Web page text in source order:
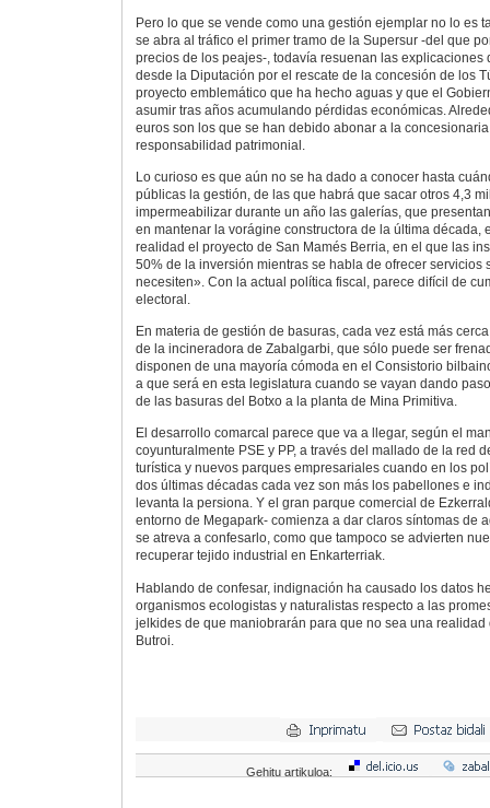
Pero lo que se vende como una gestión ejemplar no lo es
se abra al tráfico el primer tramo de la Supersur -del que
precios de los peajes-, todavía resuenan las explicaciones
desde la Diputación por el rescate de la concesión de los
proyecto emblemático que ha hecho aguas y que el
asumir tras años acumulando pérdidas económicas.
euros son los que se han debido abonar a la
responsabilidad patrimonial.
Lo curioso es que aún no se ha dado a conocer hasta
públicas la gestión, de las que habrá que sacar otros 4,3
impermeabilizar durante un año las galerías, que
en mantenar la vorágine constructora de la última década,
realidad el proyecto de San Mamés Berria, en el que las
50% de la inversión mientras se habla de ofrecer servicios
necesiten». Con la actual política fiscal, parece difícil de
electoral.
En materia de gestión de basuras, cada vez está más
de la incineradora de Zabalgarbi, que sólo puede ser
disponen de una mayoría cómoda en el Consistorio
a que será en esta legislatura cuando se vayan dando
de las basuras del Botxo a la planta de Mina Primitiva.
El desarrollo comarcal parece que va a llegar, según el
coyunturalmente PSE y PP, a través del mallado de la red
turística y nuevos parques empresariales cuando en los
dos últimas décadas cada vez son más los pabellones e
levanta la persiona. Y el gran parque comercial de
entorno de Megapark- comienza a dar claros síntomas de
se atreva a confesarlo, como que tampoco se advierten
recuperar tejido industrial en Enkarterriak.
Hablando de confesar, indignación ha causado los datos
organismos ecologistas y naturalistas respecto a las
jelkides de que maniobrarán para que no sea una
Butroi.
Gehitu artikuloa: